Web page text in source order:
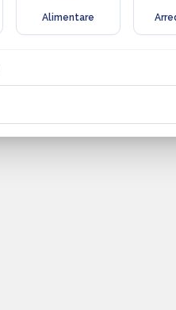
Alimentare